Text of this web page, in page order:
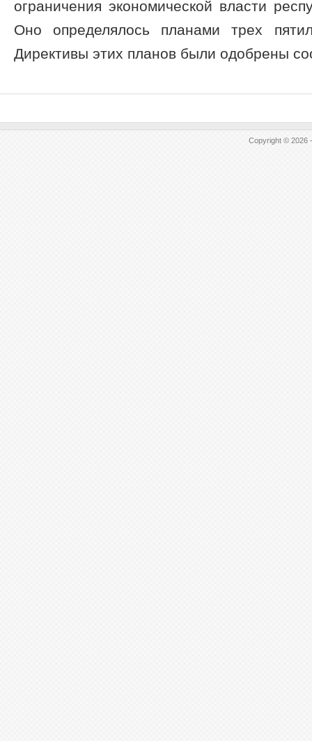
ограничения экономической власти
Оно определялось планами трех
Директивы этих планов были одобрены
Copyright © 2026